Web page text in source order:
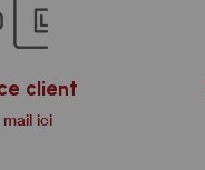
client
mail ici